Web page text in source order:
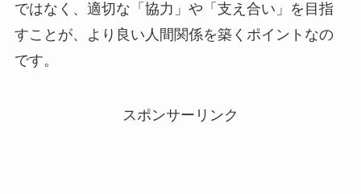
ではなく、適切な「協力」や「支え合い」を目指
すことが、より良い人間関係を築くポイントなの
です。
スポンサーリンク